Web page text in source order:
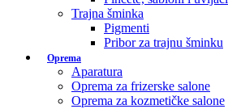
Trajna šminka
Pigmenti
Pribor za trajnu šminku
Oprema
Aparatura
Oprema za frizerske salone
Oprema za kozmetičke salone